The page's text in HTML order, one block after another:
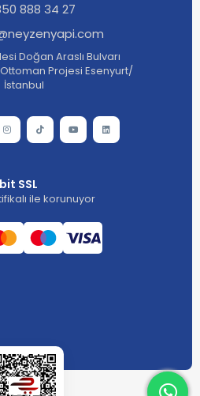
888 34 27
Doğan Araslı Bulvarı
Projesi Esenyurt/
İstanbul
SSL
ile korunuyor